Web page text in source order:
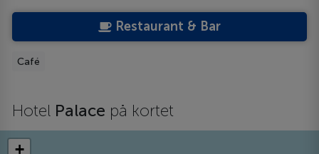
Restaurant & Bar
Café
Hotel Palace på kortet
+